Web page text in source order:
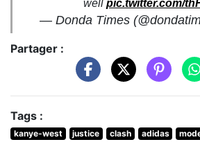
well pic.twitter.com/
— Donda Times
Partager :
Tags :
kanye-west justice clash adidas